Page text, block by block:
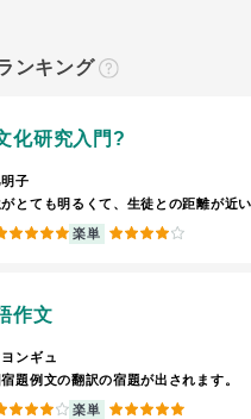
ンキング
？
化研究入門?
子
楽単 4
作文
ンギュ
題例文の翻訳の宿題が出されます。
楽単 5